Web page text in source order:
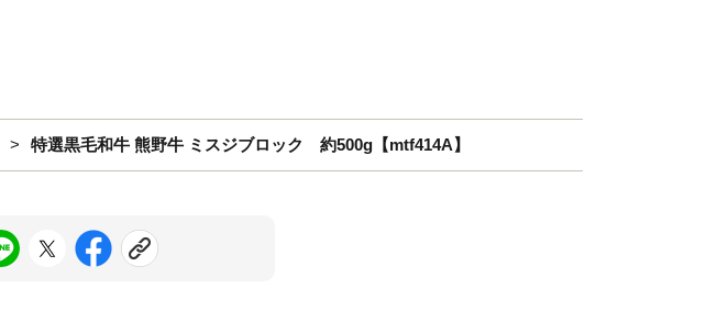
特選黒毛和牛 熊野牛 ミスジブロック 約500g【mtf414A】